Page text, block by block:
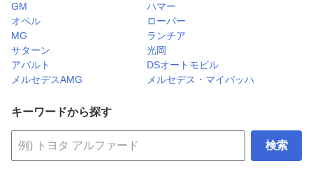
GM
ハマー
オペル
ローバー
MG
ランチア
サターン
光岡
アバルト
DSオートモビル
メルセデスAMG
メルセデス・マイバッハ
キーワードから探す
検索